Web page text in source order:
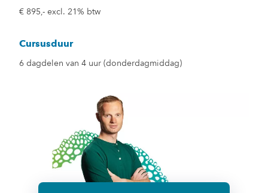
€ 895,- excl. 21% btw
Cursusduur
6 dagdelen van 4 uur (donderdagmiddag)